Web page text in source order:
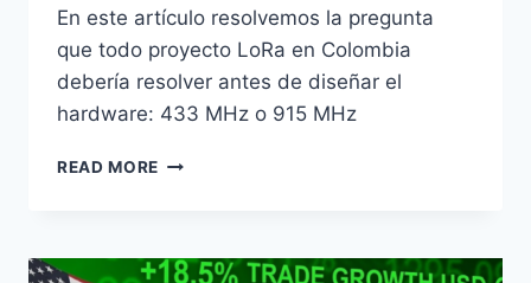
En este artículo resolvemos la pregunta
que todo proyecto LoRa en Colombia
debería resolver antes de diseñar el
hardware: 433 MHz o 915 MHz
READ MORE